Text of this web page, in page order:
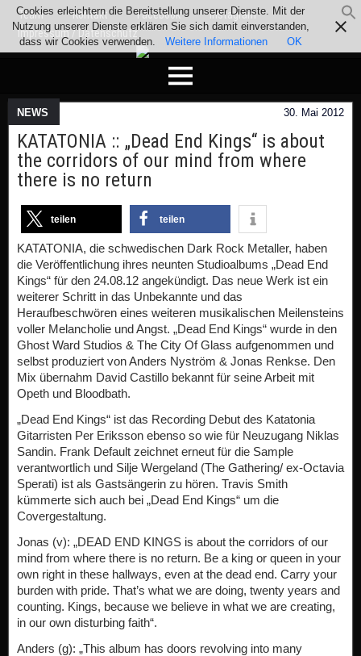
Team Kontakt Facebook
Instagram
Impressum / Datenschutz
NEWS 30. Mai 2012
KATATONIA :: „Dead End Kings“ is about
the corridors of our mind from where
there is no return
teilen teilen
KATATONIA, die schwedischen Dark Rock Metaller, haben
die Veröffentlichung ihres neunten Studioalbums „Dead End
Kings“ für den 24.08.12 angekündigt. Das neue Werk ist ein
weiterer Schritt in das Unbekannte und das
Heraufbeschwören eines weiteren musikalischen Meilensteins
voller Melancholie und Angst. „Dead End Kings“ wurde in den
Ghost Ward Studios & The City Of Glass aufgenommen und
selbst produziert von Anders Nyström & Jonas Renkse. Den
Mix übernahm David Castillo bekannt für seine Arbeit mit
Opeth und Bloodbath.
„Dead End Kings“ ist das Recording Debut des Katatonia
Gitarristen Per Eriksson ebenso so wie für Neuzugang Niklas
Sandin. Frank Default zeichnet erneut für die Sample
verantwortlich und Silje Wergeland (The Gathering/ ex-Octavia
Sperati) ist als Gastsängerin zu hören. Travis Smith
kümmerte sich auch bei „Dead End Kings“ um die
Covergestaltung.
Jonas (v): „DEAD END KINGS is about the corridors of our
mind from where there is no return. Be a king or queen in your
own right in these hallways, even at the dead end. Carry your
burden with pride. That’s what we are doing, twenty years and
counting. Kings, because we believe in what we are creating,
in our own disturbing faith“.
Anders (g): „This album has doors revolving into many
Cookies erleichtern die Bereitstellung unserer Dienste. Mit der
Nutzung unserer Dienste erklären Sie sich damit einverstanden,
dass wir Cookies verwenden.
Weitere Informationen OK